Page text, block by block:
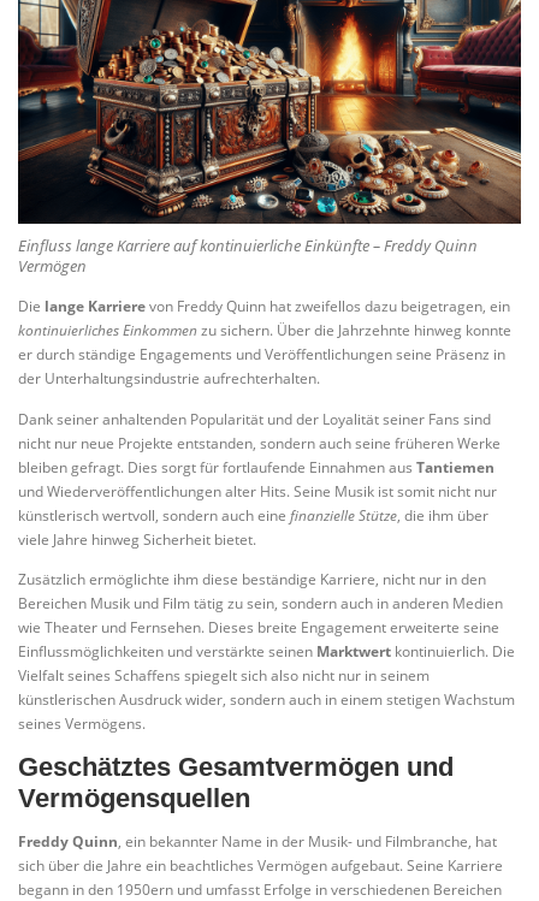
Einfluss lange Karriere auf kontinuierliche Einkünfte – Freddy Quinn
Vermögen
Die lange Karrierevon Freddy Quinn hat zweifellos dazu beigetragen, ein
kontinuierliches Einkommenzu sichern. Über die Jahrzehnte hinweg konnte
er durch ständige Engagements und Veröffentlichungen seine Präsenz in
der Unterhaltungsindustrie aufrechterhalten.
Dank seiner anhaltenden Popularität und der Loyalität seiner Fans sind
nicht nur neue Projekte entstanden, sondern auch seine früheren Werke
bleiben gefragt. Dies sorgt für fortlaufende Einnahmen aus Tantiemen
und Wiederveröffentlichungen alter Hits. Seine Musik ist somit nicht nur
künstlerisch wertvoll, sondern auch eine finanzielle Stütze, die ihm über
viele Jahre hinweg Sicherheit bietet.
Zusätzlich ermöglichte ihm diese beständige Karriere, nicht nur in den
Bereichen Musik und Film tätig zu sein, sondern auch in anderen Medien
wie Theater und Fernsehen. Dieses breite Engagement erweiterte seine
Einflussmöglichkeiten und verstärkte seinen Marktwert kontinuierlich. Die
Vielfalt seines Schaffens spiegelt sich also nicht nur in seinem
künstlerischen Ausdruck wider, sondern auch in einem stetigen Wachstum
seines Vermögens.
Geschätztes Gesamtvermögen und
Vermögensquellen
Freddy Quinn, ein bekannter Name in der Musik- und Filmbranche, hat
sich über die Jahre ein beachtliches Vermögen aufgebaut. Seine Karriere
begann in den 1950ern und umfasst Erfolge in verschiedenen Bereichen